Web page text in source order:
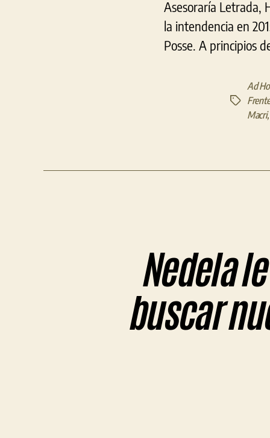
Asesoraría Letrada,
la intendencia en
Posse. A principios
Etiquetas
Ad
Macri,
Nedela
buscar